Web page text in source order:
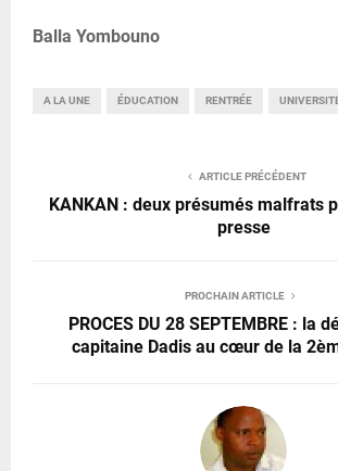
Balla Yombouno
A LA UNE ÉDUCATION RENTRÉE
ARTICLE PRÉCÉDENT
KANKAN : deux présumés malfrats
presse
PROCHAIN ARTICLE
PROCES DU 28 SEPTEMBRE : la
capitaine Dadis au cœur de la